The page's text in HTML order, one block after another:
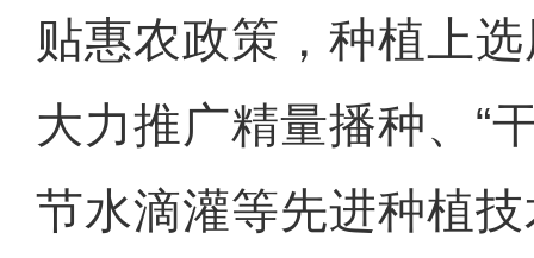
贴惠农政策，种植上
大力推广精量播种、“
节水滴灌等先进种植